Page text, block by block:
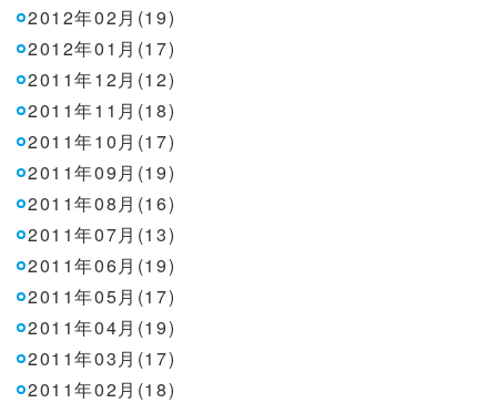
2012年02月(19)
2012年01月(17)
2011年12月(12)
2011年11月(18)
2011年10月(17)
2011年09月(19)
2011年08月(16)
2011年07月(13)
2011年06月(19)
2011年05月(17)
2011年04月(19)
2011年03月(17)
2011年02月(18)